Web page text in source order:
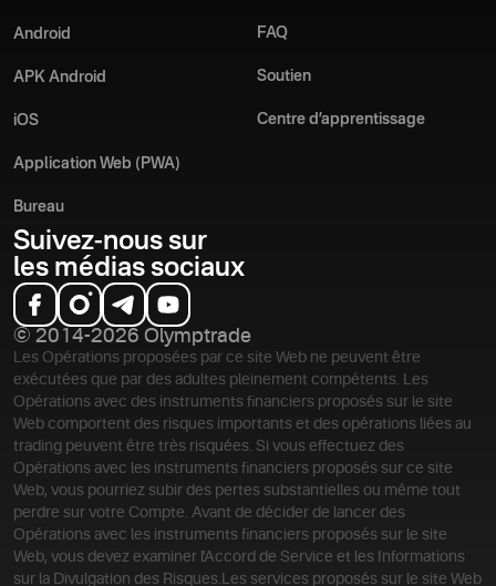
Android
APK Android
iOS
Application Web (PWA)
Bureau
FAQ
Soutien
Centre d’apprentissage
Suivez-nous sur
les médias sociaux
© 2014-2026 Olymptrade
Les Opérations proposées par ce site Web ne peuvent être
exécutées que par des adultes pleinement compétents. Les
Opérations avec des instruments financiers proposés sur le site
Web comportent des risques importants et des opérations liées au
trading peuvent être très risquées. Si vous effectuez des
Opérations avec les instruments financiers proposés sur ce site
Web, vous pourriez subir des pertes substantielles ou même tout
perdre sur votre Compte. Avant de décider de lancer des
Opérations avec les instruments financiers proposés sur le site
Web, vous devez examiner l'Accord de Service et les Informations
sur la Divulgation des Risques. Les services proposés sur le site Web